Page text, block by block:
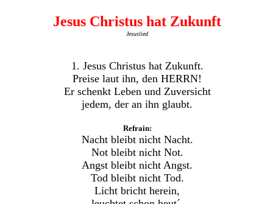
Jesus Christus hat Zukunft
Jesuslied
1. Jesus Christus hat Zukunft.
Preise laut ihn, den HERRN!
Er schenkt Leben und Zuversicht
jedem, der an ihn glaubt.
Refrain:
Nacht bleibt nicht Nacht.
Not bleibt nicht Not.
Angst bleibt nicht Angst.
Tod bleibt nicht Tod.
Licht bricht herein,